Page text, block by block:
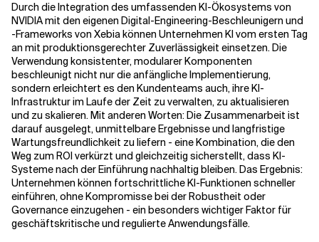
Durch die Integration des umfassenden KI-Ökosystems von
NVIDIA mit den eigenen Digital-Engineering-Beschleunigern und
-Frameworks von Xebia können Unternehmen KI vom ersten Tag
an mit produktionsgerechter Zuverlässigkeit einsetzen. Die
Verwendung konsistenter, modularer Komponenten
beschleunigt nicht nur die anfängliche Implementierung,
sondern erleichtert es den Kundenteams auch, ihre KI-
Infrastruktur im Laufe der Zeit zu verwalten, zu aktualisieren
und zu skalieren. Mit anderen Worten: Die Zusammenarbeit ist
darauf ausgelegt, unmittelbare Ergebnisse und langfristige
Wartungsfreundlichkeit zu liefern - eine Kombination, die den
Weg zum ROI verkürzt und gleichzeitig sicherstellt, dass KI-
Systeme nach der Einführung nachhaltig bleiben. Das Ergebnis:
Unternehmen können fortschrittliche KI-Funktionen schneller
einführen, ohne Kompromisse bei der Robustheit oder
Governance einzugehen - ein besonders wichtiger Faktor für
geschäftskritische und regulierte Anwendungsfälle.